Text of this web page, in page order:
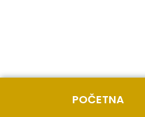
POČETNA